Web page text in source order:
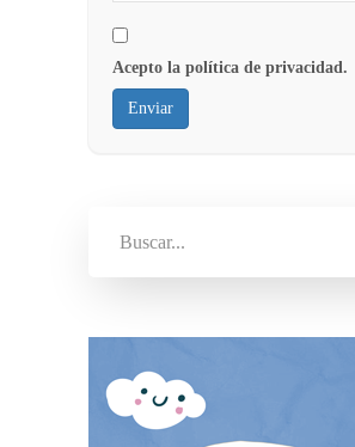
Acepto la política de privacidad.
Enviar